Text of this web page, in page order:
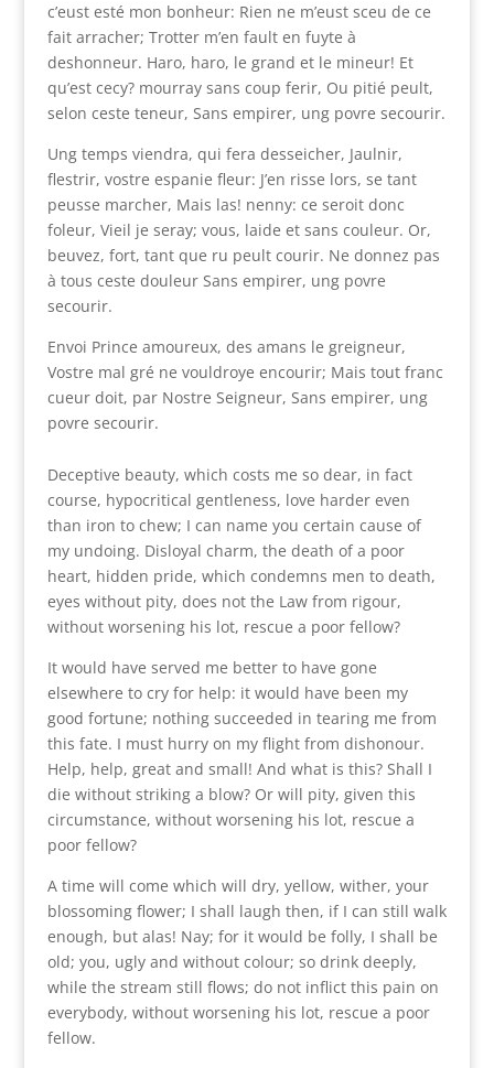
c’eust esté mon bonheur: Rien ne m’eust sceu de ce
fait arracher; Trotter m’en fault en fuyte à
deshonneur. Haro, haro, le grand et le mineur! Et
qu’est cecy? mourray sans coup ferir, Ou pitié peult,
selon ceste teneur, Sans empirer, ung povre secourir.
Ung temps viendra, qui fera desseicher, Jaulnir,
flestrir, vostre espanie fleur: J’en risse lors, se tant
peusse marcher, Mais las! nenny: ce seroit donc
foleur, Vieil je seray; vous, laide et sans couleur. Or,
beuvez, fort, tant que ru peult courir. Ne donnez pas
à tous ceste douleur Sans empirer, ung povre
secourir.
Envoi Prince amoureux, des amans le greigneur,
Vostre mal gré ne vouldroye encourir; Mais tout franc
cueur doit, par Nostre Seigneur, Sans empirer, ung
povre secourir.
Deceptive beauty, which costs me so dear, in fact
course, hypocritical gentleness, love harder even
than iron to chew; I can name you certain cause of
my undoing. Disloyal charm, the death of a poor
heart, hidden pride, which condemns men to death,
eyes without pity, does not the Law from rigour,
without worsening his lot, rescue a poor fellow?
It would have served me better to have gone
elsewhere to cry for help: it would have been my
good fortune; nothing succeeded in tearing me from
this fate. I must hurry on my flight from dishonour.
Help, help, great and small! And what is this? Shall I
die without striking a blow? Or will pity, given this
circumstance, without worsening his lot, rescue a
poor fellow?
A time will come which will dry, yellow, wither, your
blossoming flower; I shall laugh then, if I can still walk
enough, but alas! Nay; for it would be folly, I shall be
old; you, ugly and without colour; so drink deeply,
while the stream still flows; do not inflict this pain on
everybody, without worsening his lot, rescue a poor
fellow.